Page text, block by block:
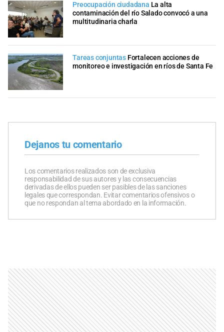
Preocupación ciudadana La alta
contaminación del río Salado convocó a una
multitudinaria charla
Tareas conjuntas Fortalecen acciones de
monitoreo e investigación en ríos de Santa Fe
Dejanos tu comentario
Los comentarios realizados son de exclusiva
responsabilidad de sus autores y las consecuencias
derivadas de ellos pueden ser pasibles de las sanciones
legales que correspondan. Evitar comentarios ofensivos o
que no respondan al tema abordado en la información.